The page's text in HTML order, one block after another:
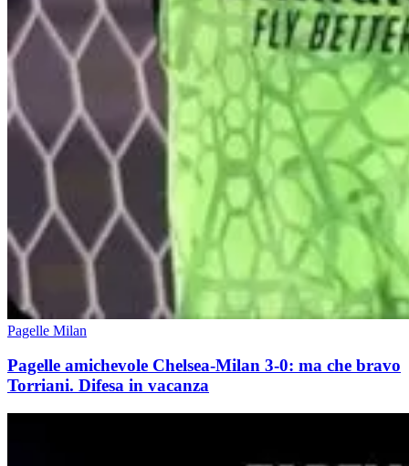
Pagelle Milan
Pagelle amichevole Chelsea-Milan 3-0: ma che bravo
Torriani. Difesa in vacanza